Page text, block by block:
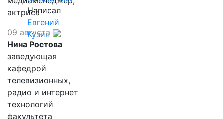
Написал
Евгений
Кузин
актриса
09 августа
Нина Ростова
заведующая
кафедрой
телевизионных,
радио и интернет
технологий
факультета